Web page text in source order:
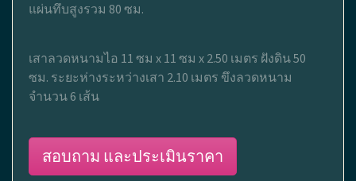
แผ่นทึบสูงรวม 80 ซม.
เสาลวดหนามไอ 11 ซม x 11 ซม x 2.50 เมตร ฝังดิน 50
ซม. ระยะห่างระหว่างเสา 2.10 เมตร ขึงลวดหนาม
จำนวน 6 เส้น
สอบถาม และประเมินราคา